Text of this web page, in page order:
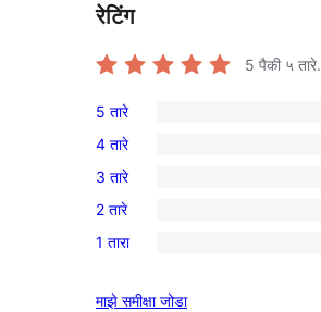
रेटिंग
5 पैकी ५ तारे.
5-
तारांकित
परीक्षणे
5 तारे
4-
तारांकित
पुनरावलोकन
4 तारे
0
3-
तारांकित
3 तारे
2-
परीक्षणे
2 तारे
1 तारा
माझे समीक्षा जोडा